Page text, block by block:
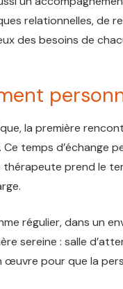
relationnelles, de
des besoins de
la première
temps d’échange
thérapeute prend le
régulier, dans un
sereine : salle
pour que la